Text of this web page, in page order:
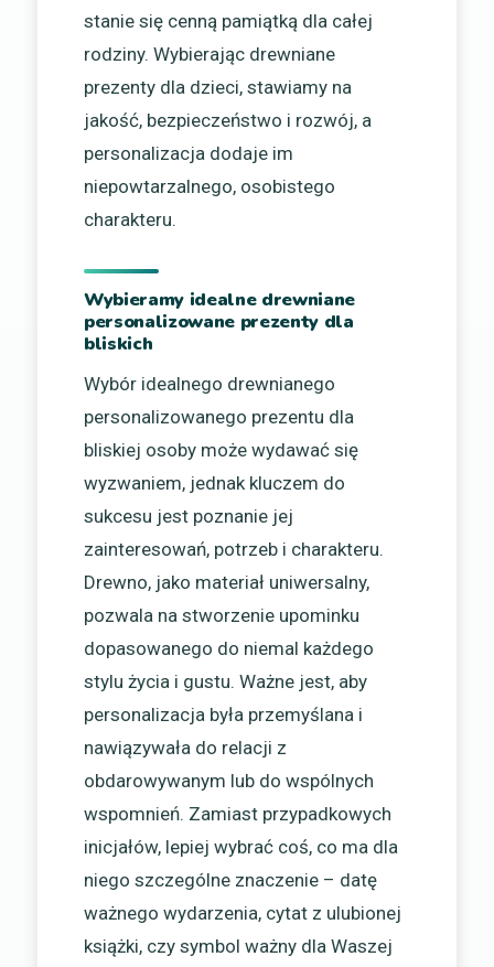
stanie się cenną pamiątką dla całej
rodziny. Wybierając drewniane
prezenty dla dzieci, stawiamy na
jakość, bezpieczeństwo i rozwój, a
personalizacja dodaje im
niepowtarzalnego, osobistego
charakteru.
Wybieramy idealne drewniane
personalizowane prezenty dla
bliskich
Wybór idealnego drewnianego
personalizowanego prezentu dla
bliskiej osoby może wydawać się
wyzwaniem, jednak kluczem do
sukcesu jest poznanie jej
zainteresowań, potrzeb i charakteru.
Drewno, jako materiał uniwersalny,
pozwala na stworzenie upominku
dopasowanego do niemal każdego
stylu życia i gustu. Ważne jest, aby
personalizacja była przemyślana i
nawiązywała do relacji z
obdarowywanym lub do wspólnych
wspomnień. Zamiast przypadkowych
inicjałów, lepiej wybrać coś, co ma dla
niego szczególne znaczenie – datę
ważnego wydarzenia, cytat z ulubionej
książki, czy symbol ważny dla Waszej